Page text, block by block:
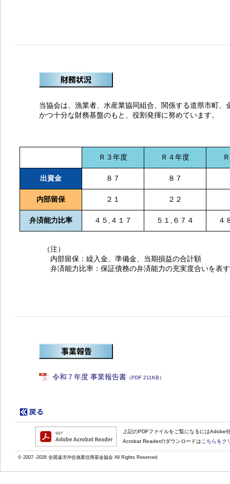
当協会は、漁業者、水産業協同組合、関係する道県市町
かつ十分な財務基盤のもと、役割発揮に努めています。
Ｒ３年度 Ｒ４年度
出資金 ８７ ８７
内部留保 ２１ ２２
弁済能力比率 ４５,４１７ ５１,６７４ ４
（注）
内部留保：繰入金、準備金、当期損益の合計額
弁済能力比率：保証債務の弁済能力の充実度合いを表
令和７年度 事業報告書 （PDF 211KB）
上記のPDFファイルをご覧になるには
Acrobat Readerのダウンロードは こちらをク
© 2007 -2026 全国遠洋沖合漁業信用基金協会 All Rights Reserved.